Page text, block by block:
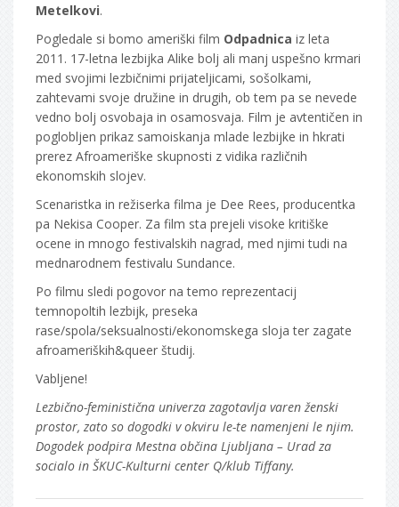
Metelkovi.
Pogledale si bomo ameriški film Odpadnica iz leta
2011. 17-letna lezbijka Alike bolj ali manj uspešno krmari
med svojimi lezbičnimi prijateljicami, sošolkami,
zahtevami svoje družine in drugih, ob tem pa se nevede
vedno bolj osvobaja in osamosvaja. Film je avtentičen in
poglobljen prikaz samoiskanja mlade lezbijke in hkrati
prerez Afroameriške skupnosti z vidika različnih
ekonomskih slojev.
Scenaristka in režiserka filma je Dee Rees, producentka
pa Nekisa Cooper. Za film sta prejeli visoke kritiške
ocene in mnogo festivalskih nagrad, med njimi tudi na
mednarodnem festivalu Sundance.
Po filmu sledi pogovor na temo reprezentacij
temnopoltih lezbijk, preseka
rase/spola/seksualnosti/ekonomskega sloja ter zagate
afroameriških&queer študij.
Vabljene!
Lezbično-feministična univerza zagotavlja varen ženski
prostor, zato so dogodki v okviru le-te namenjeni le njim.
Dogodek podpira Mestna občina Ljubljana – Urad za
socialo in ŠKUC-Kulturni center Q/klub Tiffany.